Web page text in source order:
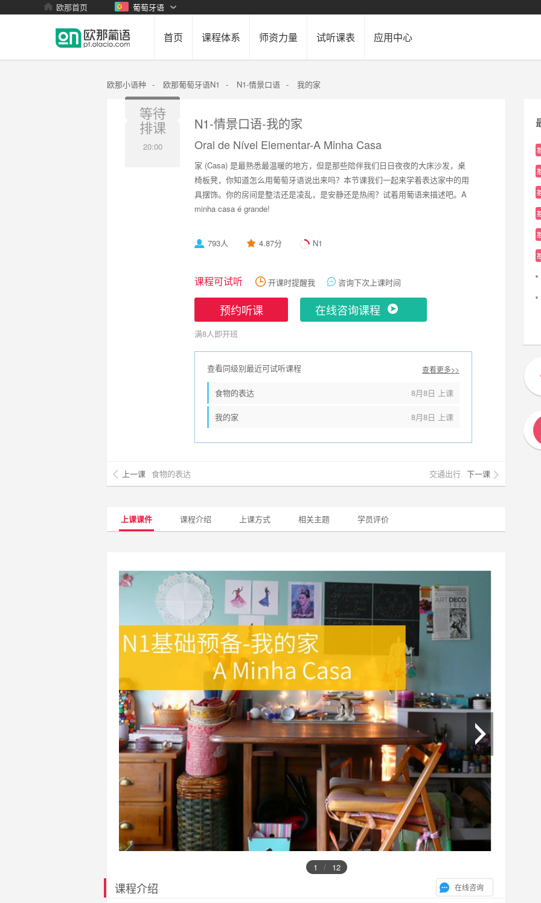
欧那首页 葡萄牙语
首页 课程体系 师资力量 试听课表 应用中心
欧那小语种 - 欧那葡萄牙语N1 - N1-情景口语 - 我的家
等待
排课
20:00
N1-情景口语-我的家
Oral de Nível Elementar-A Minha Casa
家 (Casa) 是最熟悉最温暖的地方，但是那些陪伴我们日日夜夜的大床沙发，桌
椅板凳，你知道怎么用葡萄牙语说出来吗？本节课我们一起来学着表达家中的用
具摆饰。你的房间是整洁还是凌乱，是安静还是热闹？试着用葡语来描述吧。A
minha casa é grande!
793人 4.87分 N1
课程可试听 开课时提醒我 咨询下次上课时间
预约听课 在线咨询课程
满8人即开班
查看同级别最近可试听课程 查看更多>>
食物的表达 8月8日 上课
我的家 8月8日 上课
上一课 食物的表达 交通出行 下一课
上课课件 课程介绍 上课方式 相关主题 学员评价
1 / 12
课程介绍 在线咨询